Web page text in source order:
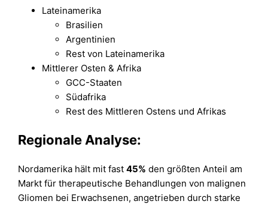
Lateinamerika
Brasilien
Argentinien
Rest von Lateinamerika
Mittlerer Osten & Afrika
GCC-Staaten
Südafrika
Rest des Mittleren Ostens und Afrikas
Regionale Analyse:
Nordamerika hält mit fast45% den größten Anteil am
Markt für therapeutische Behandlungen von malignen
Gliomen bei Erwachsenen, angetrieben durch starke